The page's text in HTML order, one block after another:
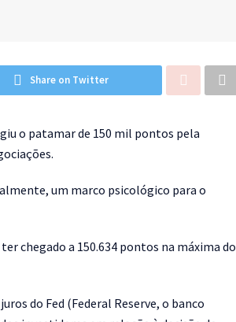
Share on Twitter
o patamar de 150 mil pontos pela
um marco psicológico para o
chegado a 150.634 pontos na máxima do
do Fed (Federal Reserve, o banco